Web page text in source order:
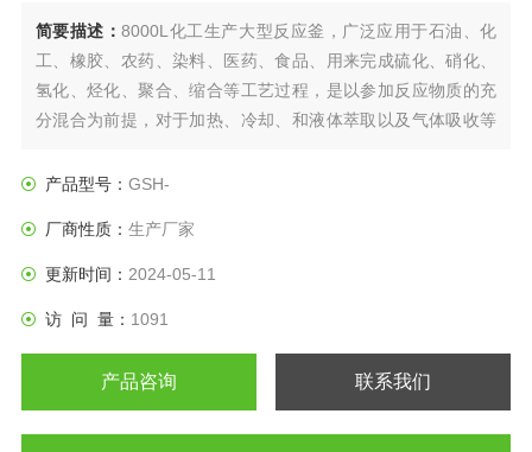
简要描述：8000L化工生产大型反应釜，广泛应用于石油、化
工、橡胶、农药、染料、医药、食品、用来完成硫化、硝化、
氢化、烃化、聚合、缩合等工艺过程，是以参加反应物质的充
分混合为前提，对于加热、冷却、和液体萃取以及气体吸收等
工，制药等行业理想的所需设备。
产品型号： GSH-
厂商性质： 生产厂家
更新时间： 2024-05-11
访 问 量： 1091
产品咨询 联系我们